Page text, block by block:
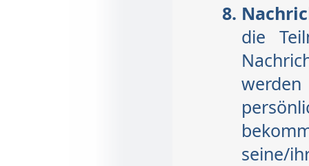
die
seine/